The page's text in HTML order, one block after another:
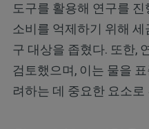
도구를 활용해 연구를
소비를 억제하기 위해
구 대상을 좁혔다. 또한,
검토했으며, 이는 물을
려하는 데 중요한 요소로